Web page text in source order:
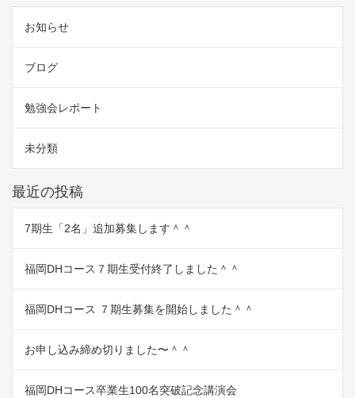
お知らせ
ブログ
勉強会レポート
未分類
最近の投稿
7期生「2名」追加募集します＾＾
福岡DHコース７期生受付終了しました＾＾
福岡DHコース ７期生募集を開始しました＾＾
お申し込み締め切りました〜＾＾
福岡DHコース卒業生100名突破記念講演会